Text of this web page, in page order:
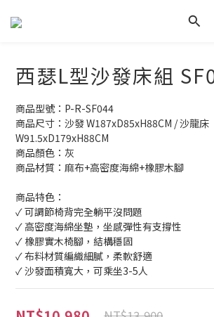
西瑟L型沙發床組
商品型號：P-R-SF044
商品尺寸：沙發 W187xD85xH88CM / 沙龍床
W91.5xD179xH88CM
商品顏色：灰
商品材質：麻布+高密度海綿+橡膠木腳
商品特色：
✓ 可調節椅背完全躺平沒問題
✓ 高密度海綿坐墊，坐感彈性有支撐性
✓ 橡膠實木椅腳，結構穩固
✓ 布料材質編織細膩，柔軟舒適
✓ 沙發面積寬大，可乘坐3-5人